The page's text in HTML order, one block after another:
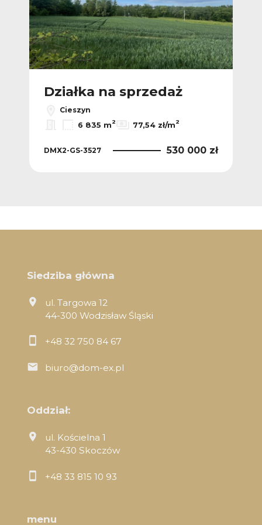
Działka na sprzedaż
Cieszyn
6 835 m2 77,54 zł/m2
DMX2-GS-3527 530 000 zł
Siedziba główna
ul. Targowa 12
44-300 Wodzisław Śląski
+48 32 750 84 67
biuro@dom-ex.pl
Oddział:
ul. Kościelna 1
43-430 Skoczów
+48 33 815 10 93
menu